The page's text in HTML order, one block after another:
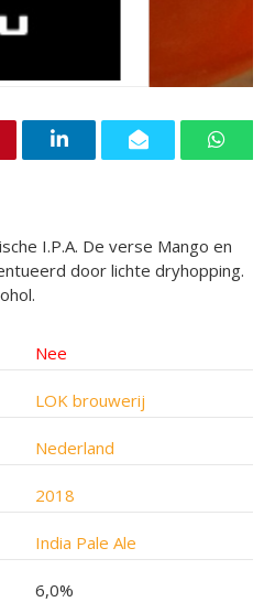
I.P.A. De verse Mango en
door lichte dryhopping.
Nee
LOK brouwerij
Nederland
2018
India Pale Ale
6,0%